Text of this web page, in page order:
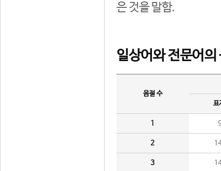
은 것을 말함.
일상어와 전문어의
음절 수
표
1
2
3